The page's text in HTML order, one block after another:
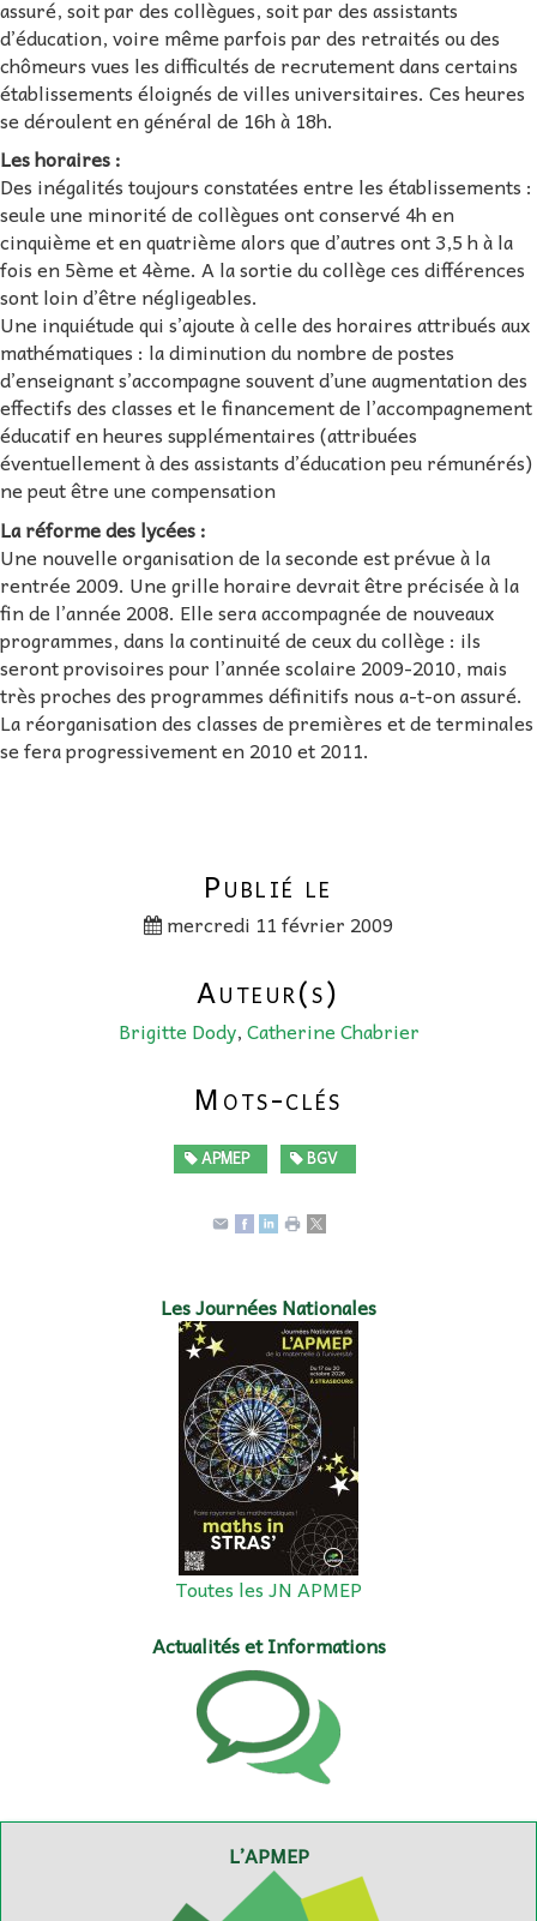
assuré, soit par des collègues, soit par des assistants
d’éducation, voire même parfois par des retraités ou des
chômeurs vues les difficultés de recrutement dans certains
établissements éloignés de villes universitaires. Ces heures
se déroulent en général de 16h à 18h.
Les horaires :
Des inégalités toujours constatées entre les établissements :
seule une minorité de collègues ont conservé 4h en
cinquième et en quatrième alors que d’autres ont 3,5 h à la
fois en 5ème et 4ème. A la sortie du collège ces différences
sont loin d’être négligeables.
Une inquiétude qui s’ajoute à celle des horaires attribués aux
mathématiques : la diminution du nombre de postes
d’enseignant s’accompagne souvent d’une augmentation des
effectifs des classes et le financement de l’accompagnement
éducatif en heures supplémentaires (attribuées
éventuellement à des assistants d’éducation peu rémunérés)
ne peut être une compensation
La réforme des lycées :
Une nouvelle organisation de la seconde est prévue à la
rentrée 2009. Une grille horaire devrait être précisée à la
fin de l’année 2008. Elle sera accompagnée de nouveaux
programmes, dans la continuité de ceux du collège : ils
seront provisoires pour l’année scolaire 2009-2010, mais
très proches des programmes définitifs nous a-t-on assuré.
La réorganisation des classes de premières et de terminales
se fera progressivement en 2010 et 2011.
Publié le
mercredi 11 février 2009
Auteur(s)
Brigitte Dody,Catherine Chabrier
Mots-clés
APMEP BGV
Les Journées Nationales
Toutes les JN APMEP
Actualités et Informations
L’APMEP